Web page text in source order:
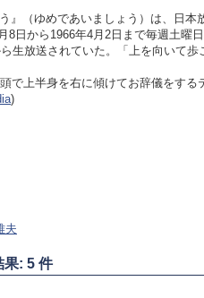
』（ゆめであいましょう）は、日本
8日から1966年4月2日まで毎週土曜
生放送されていた。「上を向いて歩
で上半身を右に傾けてお辞儀をする
)
夫
果: 5 件